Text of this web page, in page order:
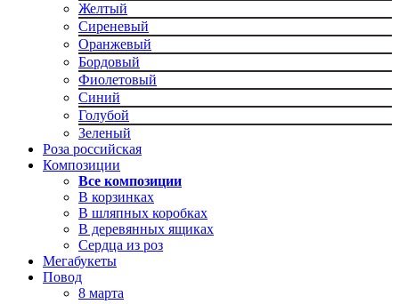
Желтый
Сиреневый
Оранжевый
Бордовый
Фиолетовый
Синий
Голубой
Зеленый
Роза российская
Композиции
Все композиции
В корзинках
В шляпных коробках
В деревянных ящиках
Сердца из роз
Мегабукеты
Повод
8 марта